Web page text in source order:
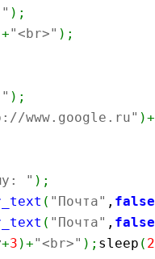
) ;
+"<br>" ) ;
) ;
www.google.ru" )+
" ) ;
( "Почта" , false
( "Почта" , false
+3 )+"<br>" ) ; sleep ( 2